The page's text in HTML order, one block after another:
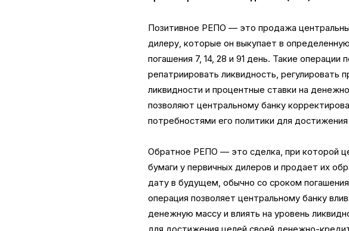
Позитивное РЕПО — это продажа
дилеру, которые он выкупает в
погашения 7, 14, 28 и 91 день. Такие
репатриировать ликвидность, регулировать
ликвидности и процентные ставки на
позволяют центральному банку
потребностями его политики для
Обратное РЕПО — это сделка, при которой
бумаги у первичных дилеров и продает их
дату в будущем, обычно со сроком
операция позволяет центральному банку
денежную массу и влиять на уровень